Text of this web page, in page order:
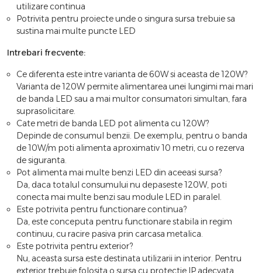
utilizare continua
Potrivita pentru proiecte unde o singura sursa trebuie sa
sustina mai multe puncte LED
Intrebari frecvente:
Ce diferenta este intre varianta de 60W si aceasta de 120W?
Varianta de 120W permite alimentarea unei lungimi mai mari
de banda LED sau a mai multor consumatori simultan, fara
suprasolicitare.
Cate metri de banda LED pot alimenta cu 120W?
Depinde de consumul benzii. De exemplu, pentru o banda
de 10W/m poti alimenta aproximativ 10 metri, cu o rezerva
de siguranta.
Pot alimenta mai multe benzi LED din aceeasi sursa?
Da, daca totalul consumului nu depaseste 120W, poti
conecta mai multe benzi sau module LED in paralel.
Este potrivita pentru functionare continua?
Da, este conceputa pentru functionare stabila in regim
continuu, cu racire pasiva prin carcasa metalica.
Este potrivita pentru exterior?
Nu, aceasta sursa este destinata utilizarii in interior. Pentru
exterior trebuie folosita o sursa cu protectie IP adecvata.